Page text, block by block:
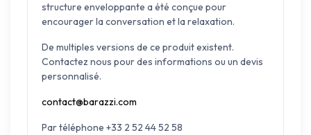
structure enveloppante a été conçue pour
encourager la conversation et la relaxation.
De multiples versions de ce produit existent.
Contactez nous pour des informations ou un devis
personnalisé.
contact@barazzi.com
Par téléphone +33 2 52 44 52 58